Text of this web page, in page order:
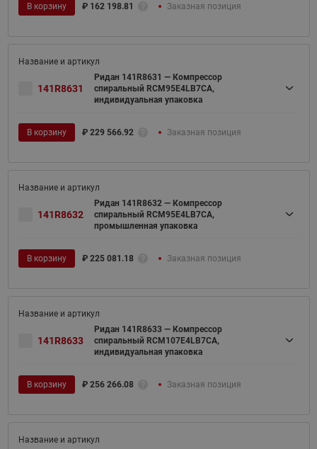
В корзину ₽ 162 198.81 Заказная позиция
141R8631
Ридан 141R8631 — Компрессор
спиральный RCM95E4LB7CA,
индивидуальная упаковка
В корзину ₽ 229 566.92 Заказная позиция
141R8632
Ридан 141R8632 — Компрессор
спиральный RCM95E4LB7CA,
промышленная упаковка
В корзину ₽ 225 081.18 Заказная позиция
141R8633
Ридан 141R8633 — Компрессор
спиральный RCM107E4LB7CA,
индивидуальная упаковка
В корзину ₽ 256 266.08 Заказная позиция